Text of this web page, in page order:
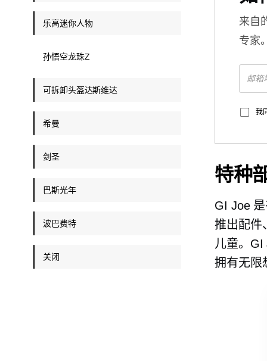
来自
专家
我
特种
GI Joe
推出配件
儿童。GI
拥有无限
乐高迷你人物
孙悟空龙珠Z
可拆卸头盔达斯维达
希曼
剑圣
巴斯光年
波巴费特
关闭